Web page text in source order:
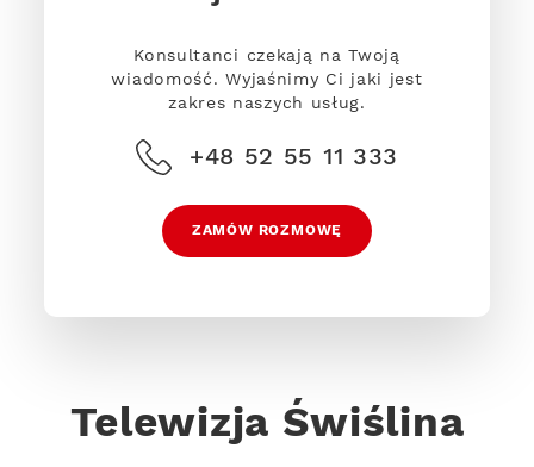
Konsultanci czekają na Twoją
wiadomość. Wyjaśnimy Ci jaki jest
zakres naszych usług.
+48 52 55 11 333
ZAMÓW ROZMOWĘ
Telewizja Świślina